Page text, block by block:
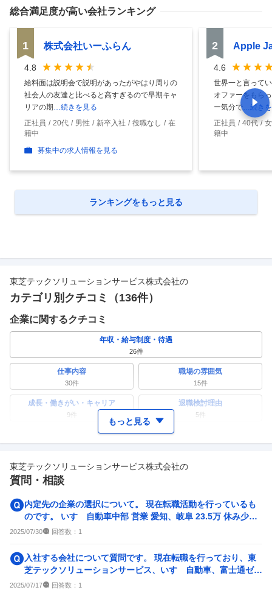
総合満足度が高い会社ランキング
1 株式会社いーふらん
4.8
給料面は説明会で説明があったがやはり周りの
社会人の友達と比べると高すぎるので早期キャ
リアの期 …続きを見る
正社員
20代 男性 新卒入社 役職なし
在
籍中
募集中の求人情報を見る
2 Apple
4.6
世界一と言って
オファーをもら
ー気分で …続き
正社員
40代
籍中
ランキングをもっと見る
東芝テックソリューションサービス株式会社の
カテゴリ別クチコミ（136件）
企業に関するクチコミ
年収・給与制度・待遇
26件
仕事内容
30件
職場の雰囲気
15件
成長・働きがい・キャリア
9件
退職検討理由
5件
ワークライフバランス 女性の活躍・働きやすさ
副業 テレワーク・リモートワーク
10件 4 件
企業の選考に関するクチコミ
1件 2件
もっと見る
東芝テックソリューションサービス株式会社の
質問・相談
内定先の企業の選択について。 現在転職活動を行っているも
のです。 いすゞ自動車中部 営業 愛知、岐阜 23.5万 休み少な
い 住宅補...
2025/07/30 回答数： 1
入社する会社について質問です。 現在転職を行っており、東
芝テックソリューションサービス、いすゞ自動車、富士通ゼネ
ラルから、内定をいた...
2025/07/17 回答数： 1